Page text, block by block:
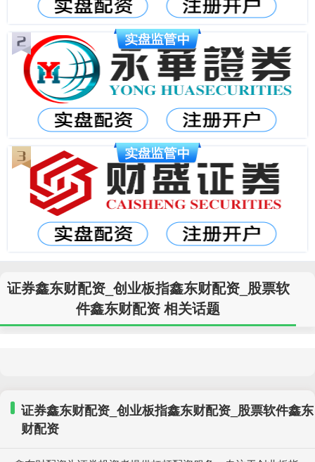
证券鑫东财配资_创业板指鑫东财配资_股票软
件鑫东财配资 相关话题
证券鑫东财配资_创业板指鑫东财配资_股票软件鑫东
财配资